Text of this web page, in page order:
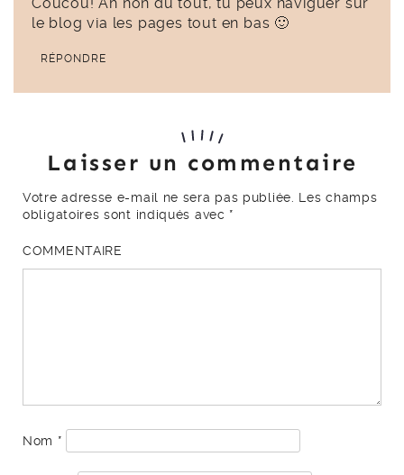
Coucou! Ah non du tout, tu peux naviguer sur
le blog via les pages tout en bas 🙂
RÉPONDRE
Laisser un commentaire
Votre adresse e-mail ne sera pas publiée. Les champs
obligatoires sont indiqués avec *
COMMENTAIRE
Nom *